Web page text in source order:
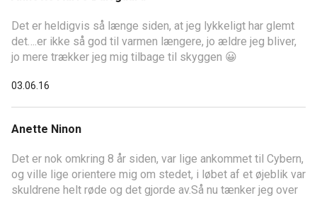
Det er heldigvis så længe siden, at jeg lykkeligt har glemt
det….er ikke så god til varmen længere, jo ældre jeg bliver,
jo mere trækker jeg mig tilbage til skyggen 😀
03.06.16
Anette Ninon
Det er nok omkring 8 år siden, var lige ankommet til Cybern,
og ville lige orientere mig om stedet, i løbet af et øjeblik var
skuldrene helt røde og det gjorde av.Så nu tænker jeg over